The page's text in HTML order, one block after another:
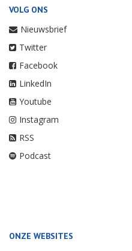
VOLG ONS
Nieuwsbrief
Twitter
Facebook
LinkedIn
Youtube
Instagram
RSS
Podcast
ONZE WEBSITES